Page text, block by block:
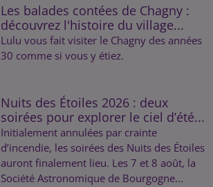
Les balades contées de Chagny :
découvrez l'histoire du village...
Lulu vous fait visiter le Chagny des années
30 comme si vous y étiez.
Nuits des Étoiles 2026 : deux
soirées pour explorer le ciel d’été...
Initialement annulées par crainte
d’incendie, les soirées des Nuits des Étoiles
auront finalement lieu. Les 7 et 8 août, la
Société Astronomique de Bourgogne...